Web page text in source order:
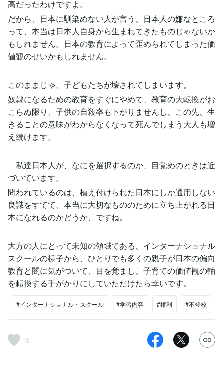
高だったわけですよ。
だから、日本に馴染めない人が言う、日本人の嫌なところ
って、本当は日本人自身から生まれてきたものじゃないか
もしれません。日本の教育によって歪められてしまった価
値観のせいかもしれません。
このままじゃ、子どもたちが壊されてしまいます。
奴隷になるための教育をすぐにやめて、教育の大転換がお
こらぬ限り、子供の自殺率も下がりませんし、この先、生
きることの意味がわからなくなって死んでしまう大人も増
え続けます。
私達日本人が、なにを選択するのか、目覚めのときは近
づいています。
問われているのは、植え付けられた日本にしか通用しない
良識をすてて、本当に大切なもののために立ち上がれる日
本になれるのかどうか、ですね。
大方の人にとって未知の領域である、インターナショナル
スクールの様子から、ひとりでも多くの親子が日本の偏向
教育と闇に気がついて、目を覚まし、子育ての価値観の軸
を転換する手がかりにしていただけたら幸いです。
#インターナショナル・スクール #学習内容 #権利 #不登校
13